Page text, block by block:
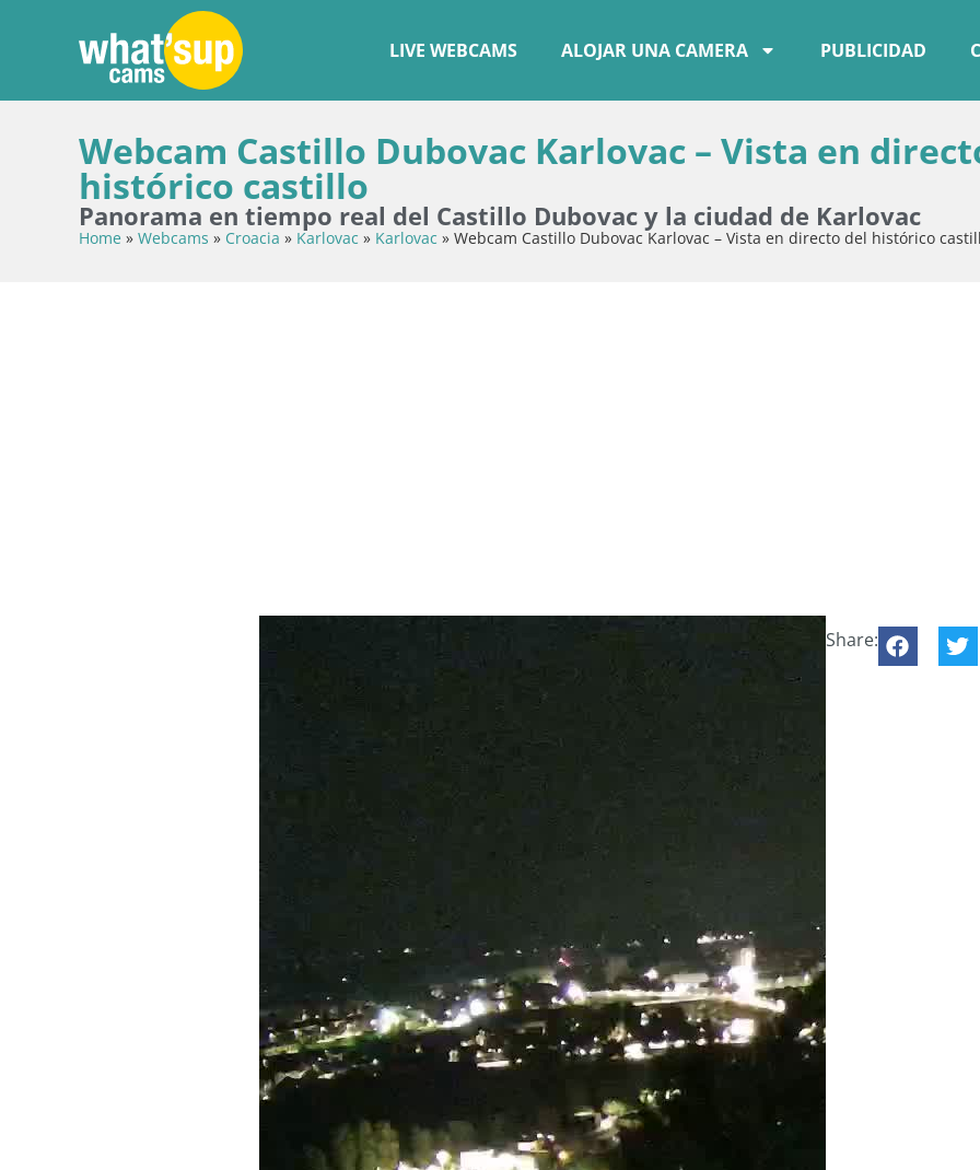
LIVE WEBCAMS ALOJAR UNA CAMERA PUBLICIDAD
Webcam Castillo Dubovac Karlovac – Vista en
histórico castillo
Panorama en tiempo real del Castillo Dubovac y la ciudad de Karlovac
Home » Webcams » Croacia » Karlovac » Karlovac » Webcam Castillo Dubovac Karlovac – Vista en directo del histórico
Share: